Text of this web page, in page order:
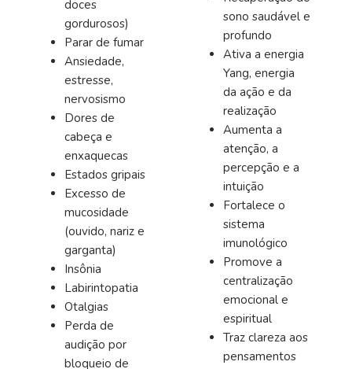
doces
gordurosos)
Parar de fumar
Ansiedade,
estresse,
nervosismo
Dores de
cabeça e
enxaquecas
Estados gripais
Excesso de
mucosidade
(ouvido, nariz e
garganta)
Insônia
Labirintopatia
Otalgias
Perda de
audição por
bloqueio de
sono saudável e
profundo
Ativa a energia
Yang, energia
da ação e da
realização
Aumenta a
atenção, a
percepção e a
intuição
Fortalece o
sistema
imunológico
Promove a
centralização
emocional e
espiritual
Traz clareza aos
pensamentos